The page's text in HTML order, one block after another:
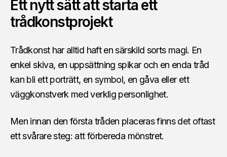
Ett nytt sätt att starta ett
trådkonstprojekt
Trådkonst har alltid haft en särskild sorts magi. En
enkel skiva, en uppsättning spikar och en enda tråd
kan bli ett porträtt, en symbol, en gåva eller ett
väggkonstverk med verklig personlighet.
Men innan den första tråden placeras finns det oftast
ett svårare steg: att förbereda mönstret.